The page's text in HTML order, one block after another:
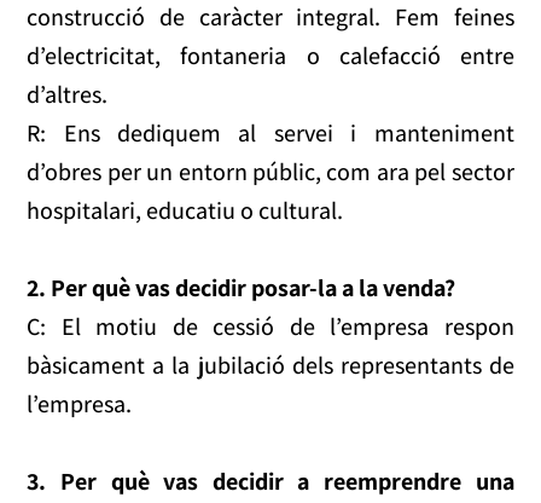
construcció de caràcter integral. Fem feines
d’electricitat, fontaneria o calefacció entre
d’altres.
R: Ens dediquem al servei i manteniment
d’obres per un entorn públic, com ara pel sector
hospitalari, educatiu o cultural.
2. Per què vas decidir posar-la a la venda?
C: El motiu de cessió de l’empresa respon
bàsicament a la jubilació dels representants de
l’empresa.
3. Per què vas decidir a reemprendre una